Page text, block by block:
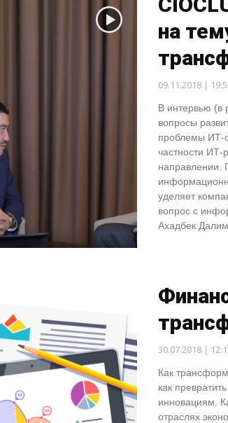
на
09.11.2018 |
В интервью (в
вопросы
проблемы ИТ-
частности ИТ-
направлении.
уделяет
вопрос с
Ахадбек
30.07.2018 |
Как
как
инновациям.
отраслях